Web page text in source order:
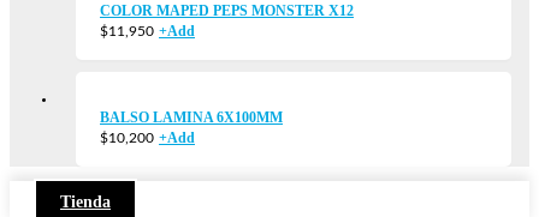
COLOR MAPED PEPS MONSTER X12
$11,950 +Add
BALSO LAMINA 6X100MM
$10,200 +Add
Tienda